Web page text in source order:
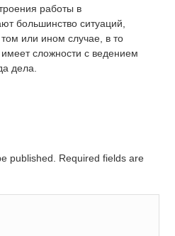
работы в
большинство ситуаций,
или ином случае, в то
сложности с ведением
дела.
published. Required fields are